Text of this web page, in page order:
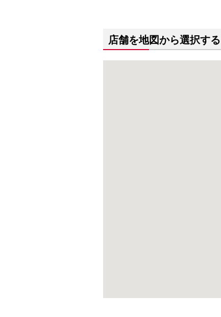
店舗を地図から選択する